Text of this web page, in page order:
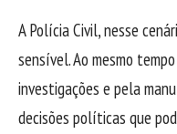
A Polícia Civil, nesse
sensível. Ao mesmo
investigações e pela
decisões políticas que